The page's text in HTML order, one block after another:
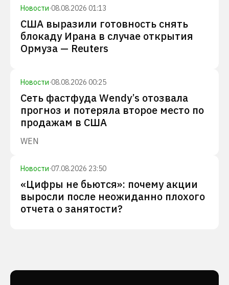
Новости·08.08.2026 01:13
США выразили готовность снять
блокаду Ирана в случае открытия
Ормуза — Reuters
Новости·08.08.2026 00:25
Сеть фастфуда Wendy’s отозвала
прогноз и потеряла второе место по
продажам в США
WEN
Новости·07.08.2026 23:50
«Цифры не бьются»: почему акции
выросли после неожиданно плохого
отчета о занятости?